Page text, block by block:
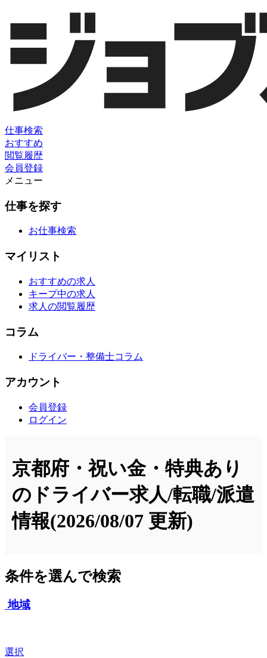
仕事検索
おすすめ
閲覧履歴
会員登録
メニュー
仕事を探す
お仕事検索
マイリスト
おすすめの求人
キープ中の求人
求人の閲覧履歴
コラム
ドライバー・整備士コラム
アカウント
会員登録
ログイン
京都府・祝い金・特典あり
のドライバー求人/転職/派遣
情報(2026/08/07 更新)
条件を選んで検索
地域
選択